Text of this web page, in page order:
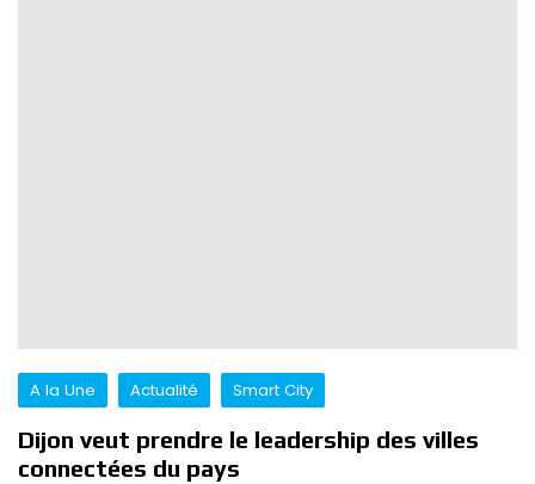
A la Une Actualité Smart City
Dijon veut prendre le leadership des villes
connectées du pays